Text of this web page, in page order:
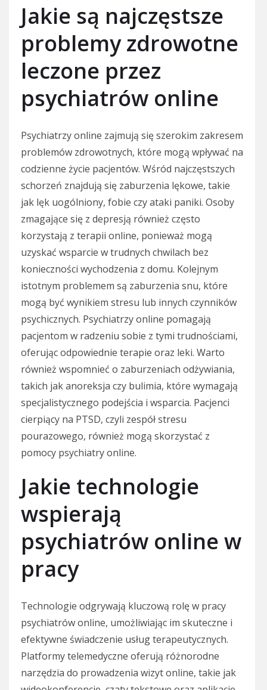
Jakie są najczęstsze
problemy zdrowotne
leczone przez
psychiatrów online
Psychiatrzy online zajmują się szerokim zakresem
problemów zdrowotnych, które mogą wpływać na
codzienne życie pacjentów. Wśród najczęstszych
schorzeń znajdują się zaburzenia lękowe, takie
jak lęk uogólniony, fobie czy ataki paniki. Osoby
zmagające się z depresją również często
korzystają z terapii online, ponieważ mogą
uzyskać wsparcie w trudnych chwilach bez
konieczności wychodzenia z domu. Kolejnym
istotnym problemem są zaburzenia snu, które
mogą być wynikiem stresu lub innych czynników
psychicznych. Psychiatrzy online pomagają
pacjentom w radzeniu sobie z tymi trudnościami,
oferując odpowiednie terapie oraz leki. Warto
również wspomnieć o zaburzeniach odżywiania,
takich jak anoreksja czy bulimia, które wymagają
specjalistycznego podejścia i wsparcia. Pacjenci
cierpiący na PTSD, czyli zespół stresu
pourazowego, również mogą skorzystać z
pomocy psychiatry online.
Jakie technologie
wspierają
psychiatrów online w
pracy
Technologie odgrywają kluczową rolę w pracy
psychiatrów online, umożliwiając im skuteczne i
efektywne świadczenie usług terapeutycznych.
Platformy telemedyczne oferują różnorodne
narzędzia do prowadzenia wizyt online, takie jak